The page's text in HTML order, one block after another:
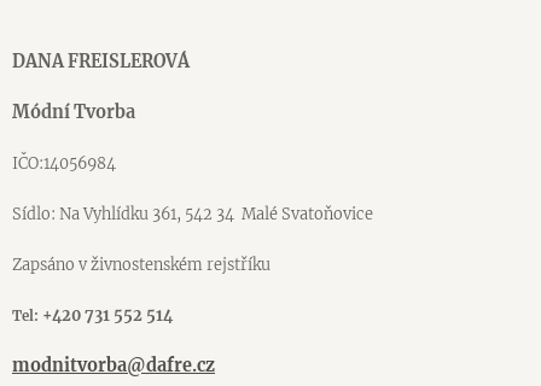
DANA FREISLEROVÁ
Módní Tvorba
IČO:14056984
Sídlo: Na Vyhlídku 361, 542 34 Malé Svatoňovice
Zapsáno v živnostenském rejstříku
Tel: +420 731 552 514
modnitvorba@dafre.cz